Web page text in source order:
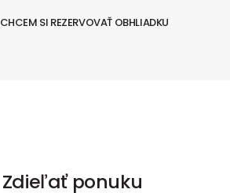
CHCEM SI REZERVOVAŤ OBHLIADKU
Zdieľať ponuku